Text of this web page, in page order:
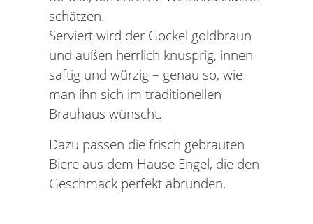
schätzen.
Serviert wird der Gockel goldbraun
und außen herrlich knusprig, innen
saftig und würzig – genau so, wie
man ihn sich im traditionellen
Brauhaus wünscht.
Dazu passen die frisch gebrauten
Biere aus dem Hause Engel, die den
Geschmack perfekt abrunden.